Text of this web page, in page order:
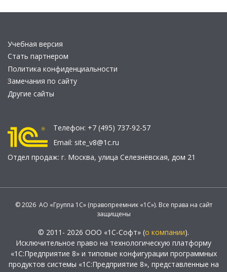
Учебная версия
Стать партнером
Политика конфиденциальности
Замечания по сайту
Другие сайты
Телефон: +7 (495) 737-92-57
Email: site_v8@1c.ru
Отдел продаж: г. Москва, улица Селезнёвская, дом 21
© 2026 АО «Группа 1С» (правопреемник «1С»). Все права на сайт
защищены
© 2011- 2026 ООО «1С-Софт» (о компании).
Исключительное право на технологическую платформу
«1С:Предприятие 8» и типовые конфигурации программных
продуктов системы «1С:Предприятие 8», представленные на